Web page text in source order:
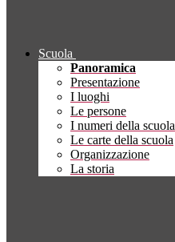
Scuola
Panoramica
Presentazione
I luoghi
Le persone
I numeri della scuola
Le carte della scuola
Organizzazione
La storia